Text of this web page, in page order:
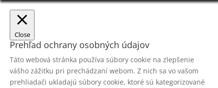
Close
Prehľad ochrany osobných údajov
Táto webová stránka používa súbory cookie na zlepšenie
vášho zážitku pri prechádzaní webom. Z nich sa vo vašom
prehliadači ukladajú súbory cookie, ktoré sú kategorizované